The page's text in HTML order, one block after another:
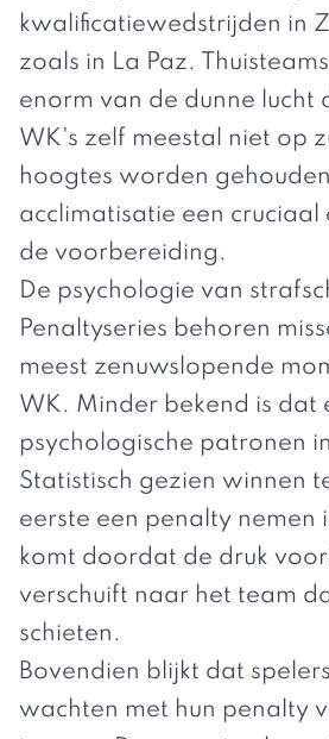
kwalificatiewedstrijden in
zoals in La Paz.
enorm van de dunne lucht
WK's zelf meestal niet op
hoogtes worden
acclimatisatie een cruciaal
de voorbereiding.
De psychologie van
Penaltyseries behoren
meest zenuwslopende
WK. Minder bekend is dat
psychologische patronen
Statistisch gezien winnen
eerste een penalty nemen
komt doordat de druk
verschuift naar het team
schieten.
Bovendien blijkt dat
wachten met hun penalty